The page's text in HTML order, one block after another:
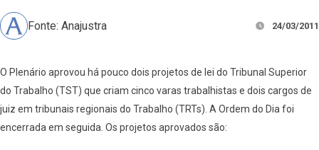
Fonte: Anajustra 24/03/2011
O Plenário aprovou há pouco dois projetos de lei do Tribunal Superior
do Trabalho (TST) que criam cinco varas trabalhistas e dois cargos de
juiz em tribunais regionais do Trabalho (TRTs). A Ordem do Dia foi
encerrada em seguida. Os projetos aprovados são: